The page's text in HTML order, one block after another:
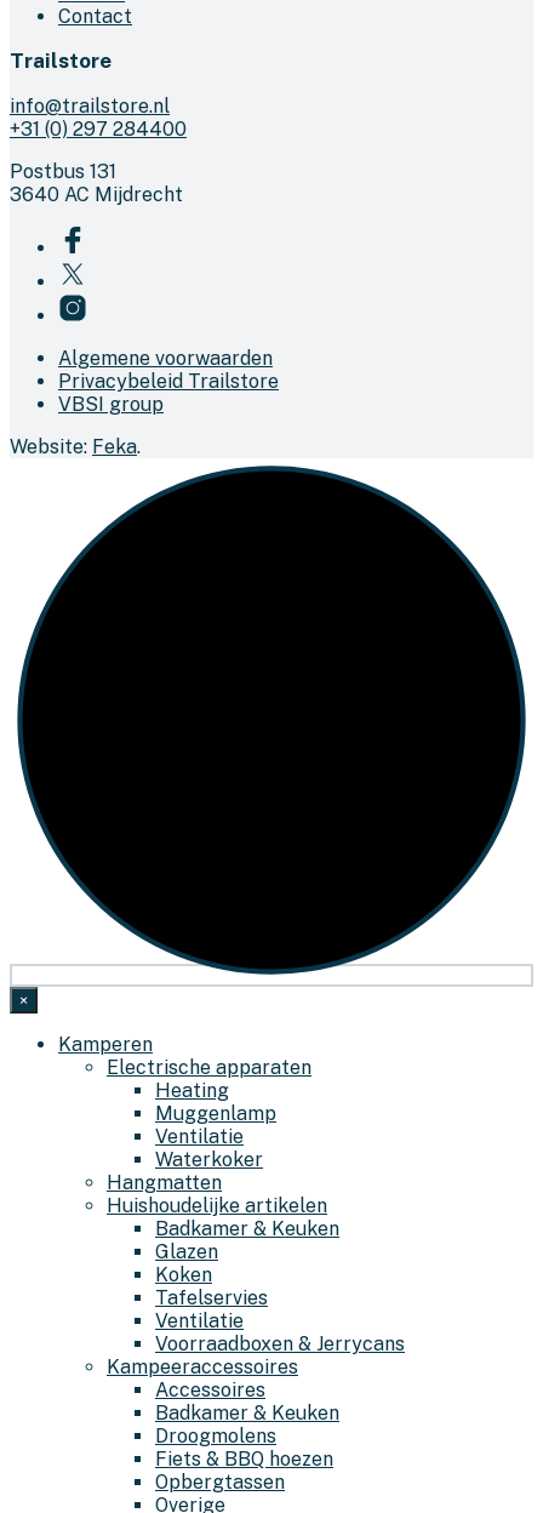
Contact
Trailstore
info@trailstore.nl
+31 (0) 297 284400
Postbus 131
3640 AC Mijdrecht
Algemene voorwaarden
Privacybeleid Trailstore
VBSI group
Website: Feka.
×
Kamperen
Electrische apparaten
Heating
Muggenlamp
Ventilatie
Waterkoker
Hangmatten
Huishoudelijke artikelen
Badkamer & Keuken
Glazen
Koken
Tafelservies
Ventilatie
Voorraadboxen & Jerrycans
Kampeeraccessoires
Accessoires
Badkamer & Keuken
Droogmolens
Fiets & BBQ hoezen
Opbergtassen
Overige